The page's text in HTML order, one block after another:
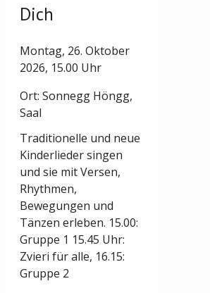
Dich
Montag, 26. Oktober
2026, 15.00 Uhr
Ort: Sonnegg Höngg,
Saal
Traditionelle und neue
Kinderlieder singen
und sie mit Versen,
Rhythmen,
Bewegungen und
Tänzen erleben. 15.00:
Gruppe 1 15.45 Uhr:
Zvieri für alle, 16.15:
Gruppe 2